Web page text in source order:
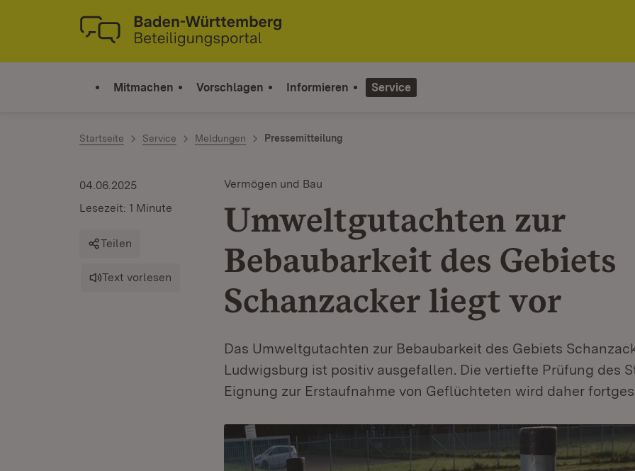
Zum Inhalt springen
Link zur Startseite
Mitmachen Vorschlagen Informieren Service
Startseite Service Meldungen Pressemitteilung
Vermögen und Bau
Umweltgutachten zur
Bebaubarkeit des Gebiets
Schanzacker liegt vor
Das Umweltgutachten zur Bebaubarkeit des Gebiets
Ludwigsburg ist positiv ausgefallen. Die vertiefte Prüfung des
Eignung zur Erstaufnahme von Geflüchteten wird daher
04.06.2025
Lesezeit: 1 Minute
Teilen
Text vorlesen